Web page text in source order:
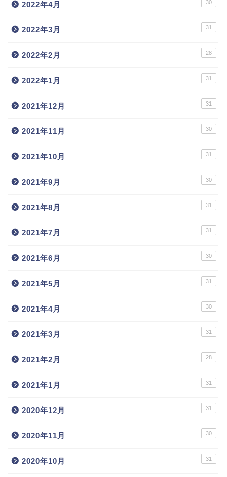
2022年4月 30
2022年3月 31
2022年2月 28
2022年1月 31
2021年12月 31
2021年11月 30
2021年10月 31
2021年9月 30
2021年8月 31
2021年7月 31
2021年6月 30
2021年5月 31
2021年4月 30
2021年3月 31
2021年2月 28
2021年1月 31
2020年12月 31
2020年11月 30
2020年10月 31